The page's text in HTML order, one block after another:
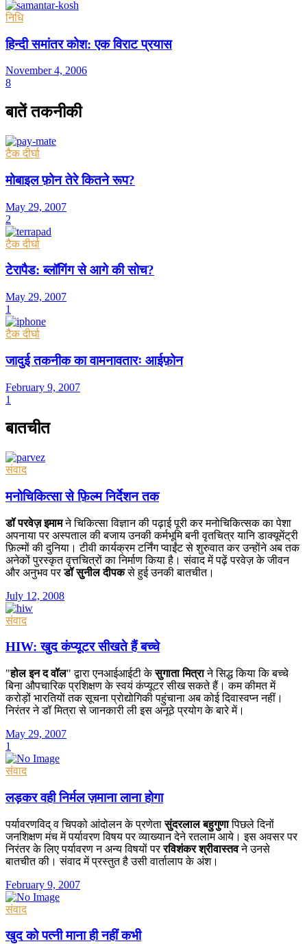
निधि
हिन्दी समांतर कोश: एक विराट प्रयास
November 4, 2006
8
बातें तकनीकी
टैक दीर्घा
मोबाइल फ़ोन तेरे कितने रूप?
May 29, 2007
2
टैक दीर्घा
टेरापैड: ब्लॉगिंग से आगे की सोच?
May 29, 2007
1
टैक दीर्घा
जादुई तकनीक का वामनावतारः आईफ़ोन
February 9, 2007
1
बातचीत
संवाद
मनोचिकित्सा से फ़िल्म निर्देशन तक
डॉ परवेज़ इमामने चिकित्सा विज्ञान की पढ़ाई पूरी कर मनोचिकित्सक का पेशा
अपनाया पर अस्पताल की बजाय उनकी कर्मभूमि बनी वृतचित्र यानि डाक्यूमेंट्री
फ़िल्मों की दुनिया। टीवी कार्यक्रम टर्निंग प्वाईंट से शुरुवात कर उन्होंने अब तक
अनेकों पुरस्कृत वृत्तचित्रों का निर्माण किया है। संवाद में पढ़ें परवेज़ के जीवन
और अनुभव परडॉ सुनील दीपकसे हुई उनकी बातचीत।
July 12, 2008
संवाद
HIW: खुद कंप्यूटर सीखते हैं बच्चे
"होल इन द वॉल" द्वारा एनआईआईटी केसुगाता मित्राने सिद्ध किया कि बच्चे
बिना औपचारिक प्रशिक्षण के स्वयं कंप्यूटर सीख सकते हैं। कम कीमत में
करोड़ों भारतियों तक सूचना प्रोद्योगिकी पहुंचाना अब कोई दिवास्वप्न नहीं।
निरंतर ने डॉ मित्रा से जानकारी ली इस अनूठे प्रयोग के बारे में।
May 29, 2007
1
संवाद
लड़कर वही निर्मल ज़माना लाना होगा
पर्यावरणविद् व चिपको आंदोलन के प्रणेतासुंदरलाल बहुगुणापिछले दिनों
जनशिक्षण मंच में पर्यावरण विषय पर व्याख्यान देने रतलाम आये। इस अवसर पर
निरंतर के लिए पर्यावरण न अन्य विषयों पररविशंकर श्रीवास्तवने उनसे
बातचीत की। संवाद में प्रस्तुत है उसी वार्तालाप के अंश।
February 9, 2007
संवाद
खुद को पत्नी माना ही नहीं कभी